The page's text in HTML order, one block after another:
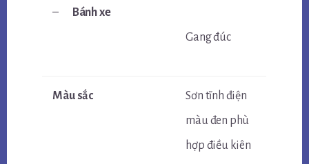
– Bánh xe
Gang đúc
Màu sắc
Sơn tĩnh điện
màu đen phù
hợp điều kiên